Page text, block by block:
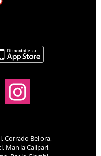
Corrado Bellora,
Manila Calipari,